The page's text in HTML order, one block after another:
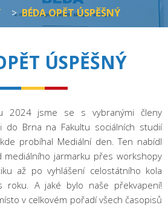
> BÉDA OPĚT ÚSPĚŠNÝ
ÚSPĚŠNÝ
2024 jsme se s vybranými členy
do Brna na Fakultu sociálních studií
probíhal Mediální den. Ten nabídl
mediálního jarmarku přes workshopy
až po vyhlášení celostátního kola
roku. A jaké bylo naše překvapení!
v celkovém pořadí všech časopisů